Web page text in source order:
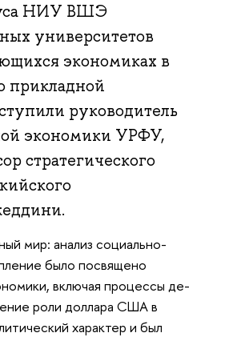
НИУ ВШЭ
университетов
экономиках в
прикладной
руководитель
экономики УРФУ,
стратегического
мир: анализ социально-
было посвящено
включая процессы де-
роли доллара США в
характер и был